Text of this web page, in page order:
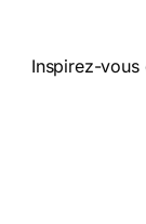
Inspirez-vous